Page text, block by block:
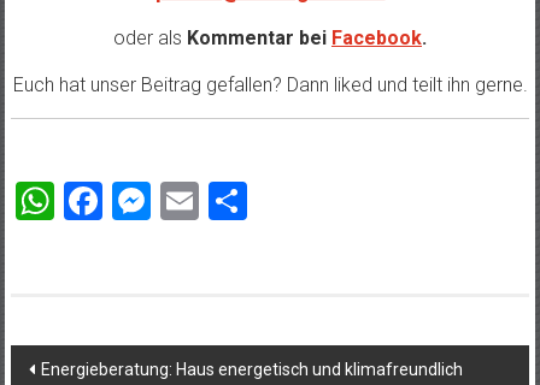
oder als Kommentar bei Facebook.
Euch hat unser Beitrag gefallen? Dann liked und teilt ihn gerne.
WhatsApp
Facebook
Messenger
EmailTeilen
Beitragsnavigation
Energieberatung: Haus energetisch und klimafreundlich